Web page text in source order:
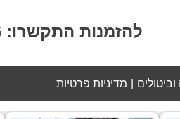
להזמנות התקשרו: 04-9030456
מדיניות פרטיות